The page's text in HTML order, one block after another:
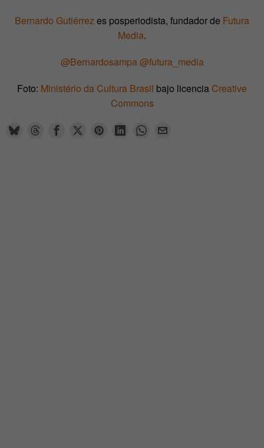
Bernardo Gutiérrezes posperiodista, fundador de Futura
Media.
@Bernardosampa@futura_media
Foto: Ministério da Cultura Brasil bajo licencia Creative
Commons